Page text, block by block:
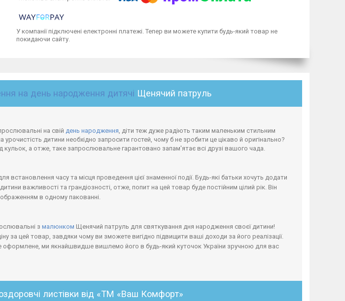
У компанії підключені електронні платежі. Тепер ви можете купити будь-який товар не
покидаючи сайту.
на день народження дитячі Щенячий патруль
на свій день народження, діти теж дуже радіють таким маленьким стильним
дитини необхідно запросити гостей, чому б не зробити це цікаво й оригінально?
кульок, а отже, таке запрослювальне гарантовано запам'ятає всі друзі вашого чада.
встановлення часу та місця проведення цієї знаменної події. Будь-які батьки хочуть додати
важливості та грандіозності, отже, попит на цей товар буде постійним цілий рік. Він
в одному пакованні.
з малюнком Щенячий патруль для святкування дня народження своєї дитини!
за цей товар, завдяки чому ви зможете вигідно підвищити ваші доходи за його реалізації.
оформлене, ми якнайшвидше вишлемо його в будь-який куточок України зручною для вас
листівки від «ТМ «Ваш Комфорт»